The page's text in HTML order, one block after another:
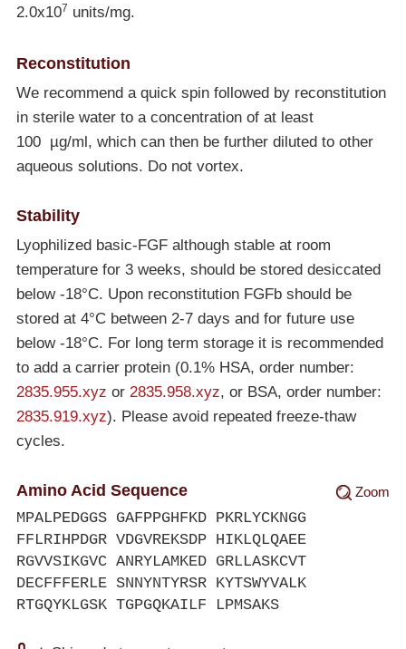
2.0x107 units/mg.
Reconstitution
We recommend a quick spin followed by reconstitution
in sterile water to a concentration of at least
100 µg/ml, which can then be further diluted to other
aqueous solutions. Do not vortex.
Stability
Lyophilized basic-FGF although stable at room
temperature for 3 weeks, should be stored desiccated
below -18°C. Upon reconstitution FGFb should be
stored at 4°C between 2-7 days and for future use
below -18°C. For long term storage it is recommended
to add a carrier protein (0.1% HSA, order number:
2835.955.xyz or 2835.958.xyz, or BSA, order number:
2835.919.xyz). Please avoid repeated freeze-thaw
cycles.
Zoom
Amino Acid Sequence
MPALPEDGGS GAFPPGHFKD PKRLYCKNGG
FFLRIHPDGR VDGVREKSDP HIKLQLQAEE
RGVVSIKGVC ANRYLAMKED GRLLASKCVT
DECFFFERLE SNNYNTYRSR KYTSWYVALK
RTGQYKLGSK TGPGQKAILF LPMSAKS